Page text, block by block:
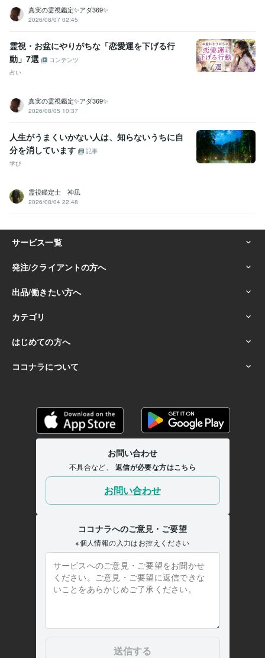
真実の霊視鑑定✨アダ369✨
2026/08/07 02:45
霊視・お盆にやりがちな「恋愛運を下げる行
動」7選
コンテンツ
占い
真実の霊視鑑定✨アダ369✨
2026/08/05 10:37
人生がうまくいかない人は、知らないうちに自
分を消しています
記事
学び
霊視鑑定士 神凪
2026/08/04 22:48